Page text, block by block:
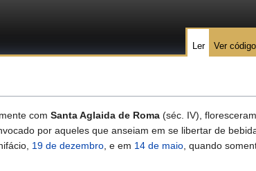
com Santa Aglaida de Roma (séc. IV),
por aqueles que anseiam em se libertar de
19 de dezembro, e em 14 de maio, quando
Ler Ver